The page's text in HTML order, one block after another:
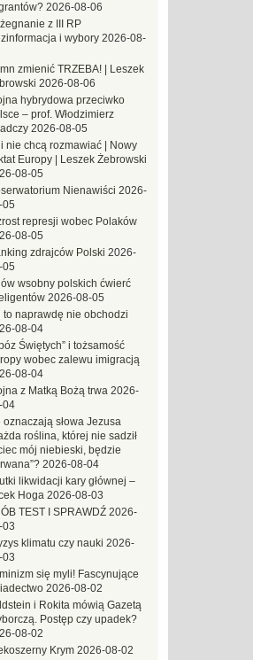
2026-08-06
z III RP
i wybory 2026-08-
zmienić TRZEBA! | Leszek
2026-08-06
hybrydowa przeciwko
– prof. Włodzimierz
2026-08-05
nie chcą rozmawiać | Nowy
Europy | Leszek Żebrowski
08-05
Nienawiści 2026-
05
represji wobec Polaków
08-05
zdrajców Polski 2026-
05
wsobny polskich ćwierć
2026-08-05
to naprawdę nie obchodzi
08-04
Świętych” i tożsamość
wobec zalewu imigracją
08-04
z Matką Bożą trwa 2026-
04
oznaczają słowa Jezusa
roślina, której nie sadził
mój niebieski, będzie
2026-08-04
likwidacji kary głównej –
Hoga 2026-08-03
TEST I SPRAWDŹ 2026-
03
klimatu czy nauki 2026-
03
się myli! Fascynujące
2026-08-02
i Rokita mówią Gazetą
Postęp czy upadek?
08-02
Krym 2026-08-02